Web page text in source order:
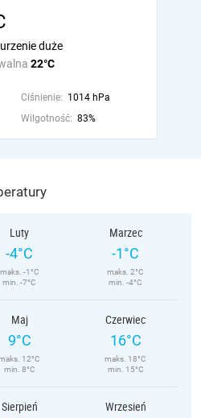
22°C
duże
Ciśnienie: 1014 hPa
Wilgotność: 83%
Luty
-4°C
maks. -1°C
min. -7°C
Marzec
-1°C
maks. 2°C
min. -4°C
Maj
9°C
12°C
min. 8°C
Czerwiec
16°C
maks. 18°C
min. 15°C
Sierpień Wrzesień